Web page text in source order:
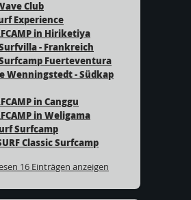
Club
Experience
in Hiriketiya
- Frankreich
Fuerteventura
Wenningstedt - Südkap
in Canggu
in Weligama
Surfcamp
Classic Surfcamp
16 Einträgen anzeigen